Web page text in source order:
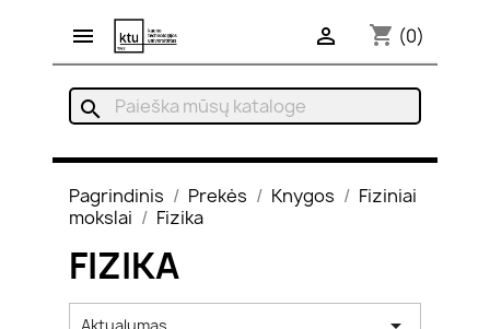
 shopping_cart (0)

search
Pagrindinis Prekės Knygos
Fiziniai
mokslai
Fizika
FIZIKA